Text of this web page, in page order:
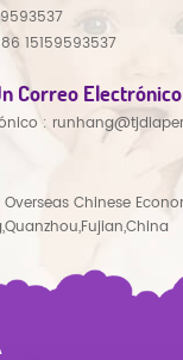
15159593537
Correo Electrónico
:
Chinese